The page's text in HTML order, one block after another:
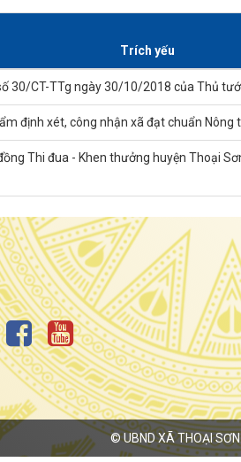
Trích yếu
30/CT-TTg ngày 30/10/2018 của Thủ
định xét, công nhận xã đạt chuẩn
Thi đua - Khen thưởng huyện Thoại
©UBND XÃ THOẠI